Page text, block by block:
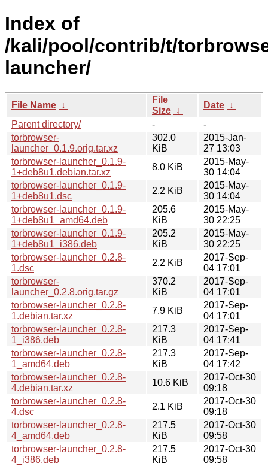
Index of
/kali/pool/contrib/t/
launcher/
File Name ↓
File
Size ↓
Date ↓
Parent directory/
-
-
torbrowser-
launcher_0.1.9.orig.tar.xz
302.0
KiB
2015-Jan-
27 13:03
torbrowser-launcher_0.1.9-
1+deb8u1.debian.tar.xz
8.0 KiB
2015-May-
30 14:04
torbrowser-launcher_0.1.9-
1+deb8u1.dsc
2.2 KiB
2015-May-
30 14:04
torbrowser-launcher_0.1.9-
1+deb8u1_amd64.deb
205.6
KiB
2015-May-
30 22:25
torbrowser-launcher_0.1.9-
1+deb8u1_i386.deb
205.2
KiB
2015-May-
30 22:25
torbrowser-launcher_0.2.8-
1.dsc
2.2 KiB
2017-Sep-
04 17:01
torbrowser-
launcher_0.2.8.orig.tar.gz
370.2
KiB
2017-Sep-
04 17:01
torbrowser-launcher_0.2.8-
1.debian.tar.xz
7.9 KiB
2017-Sep-
04 17:01
torbrowser-launcher_0.2.8-
1_i386.deb
217.3
KiB
2017-Sep-
04 17:41
torbrowser-launcher_0.2.8-
1_amd64.deb
217.3
KiB
2017-Sep-
04 17:42
torbrowser-launcher_0.2.8-
4.debian.tar.xz
10.6 KiB
2017-Oct-30
09:18
torbrowser-launcher_0.2.8-
4.dsc
2.1 KiB
2017-Oct-30
09:18
torbrowser-launcher_0.2.8-
4_amd64.deb
217.5
KiB
2017-Oct-30
09:58
torbrowser-launcher_0.2.8-
4_i386.deb
217.5
KiB
2017-Oct-30
09:58